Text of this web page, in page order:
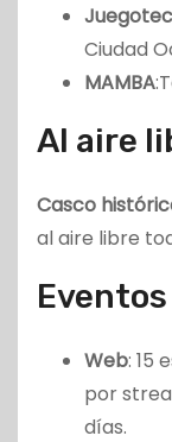
Ciudad
MAMBA
Al aire
Casco
al aire libre
Web: 15
por
días.